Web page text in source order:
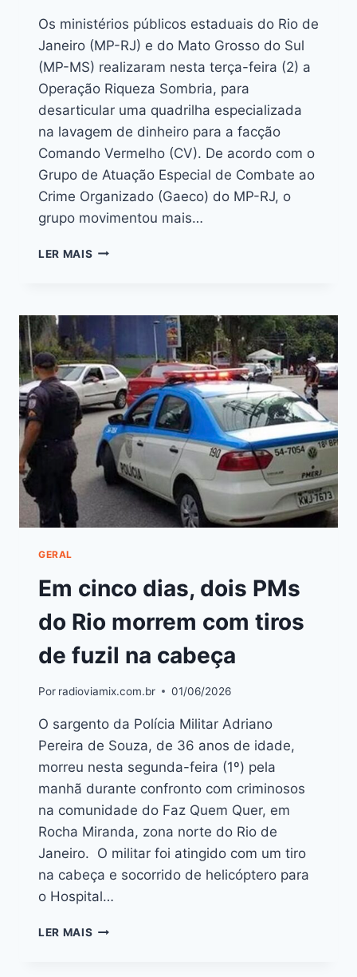
Os ministérios públicos estaduais do Rio de
Janeiro (MP-RJ) e do Mato Grosso do Sul
(MP-MS) realizaram nesta terça-feira (2) a
Operação Riqueza Sombria, para
desarticular uma quadrilha especializada
na lavagem de dinheiro para a facção
Comando Vermelho (CV). De acordo com o
Grupo de Atuação Especial de Combate ao
Crime Organizado (Gaeco) do MP-RJ, o
grupo movimentou mais…
LER MAIS
GERAL
Em cinco dias, dois PMs
do Rio morrem com tiros
de fuzil na cabeça
Por radioviamix.com.br 01/06/2026
O sargento da Polícia Militar Adriano
Pereira de Souza, de 36 anos de idade,
morreu nesta segunda-feira (1º) pela
manhã durante confronto com criminosos
na comunidade do Faz Quem Quer, em
Rocha Miranda, zona norte do Rio de
Janeiro. O militar foi atingido com um tiro
na cabeça e socorrido de helicóptero para
o Hospital…
LER MAIS